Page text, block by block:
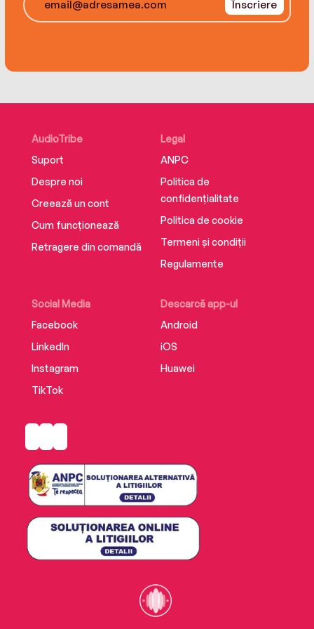
‘Life-affirming’
‘Another fabulous read from this multi-talented
Înscriere
AudioTribe
Suport
Despre noi
Creează un cont
Cum funcționează
Retragere din comandă
Social Media
Facebook
LinkedIn
Instagram
TikTok
Descarcă app-ul
Android
iOS
Huawei
Legal
ANPC
Politica de
confidențialitate
Politica de cookie
Termeni și condiții
Regulamente